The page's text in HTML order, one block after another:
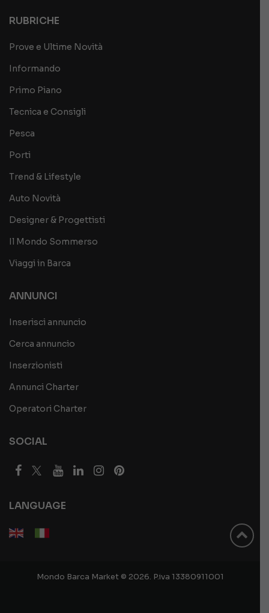
RUBRICHE
Prove e Ultime Novità
Informando
Primo Piano
Tecnica e Consigli
Pesca
Porti
Trend & Lifestyle
Auto Novità
Designer & Progettisti
Il Mondo Sommerso
Viaggi in Barca
ANNUNCI
Inserisci annuncio
Cerca annuncio
Inserzionisti
Annunci Charter
Operatori Charter
SOCIAL
LANGUAGE
Mondo Barca Market © 2026. P.iva 13380911001